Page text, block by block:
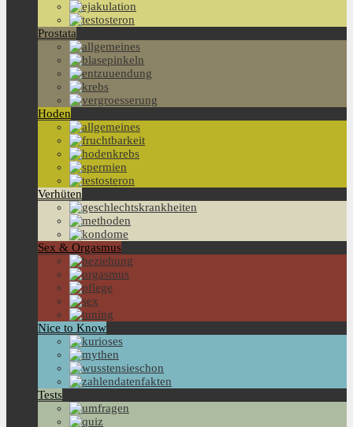
Prostata
Hoden
Verhüten
Sex & Orgasmus
Nice to Know
Tests